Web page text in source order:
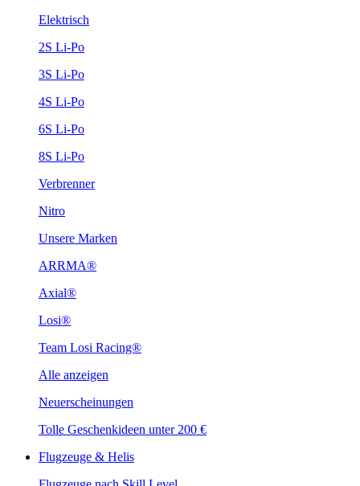
Elektrisch
2S Li-Po
3S Li-Po
4S Li-Po
6S Li-Po
8S Li-Po
Verbrenner
Nitro
Unsere Marken
ARRMA®
Axial®
Losi®
Team Losi Racing®
Alle anzeigen
Neuerscheinungen
Tolle Geschenkideen unter 200 €
Flugzeuge & Helis